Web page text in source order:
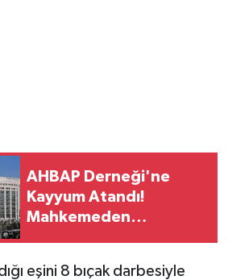
AHBAP Derneği'ne
Kayyum Atandı!
Mahkemeden
eşini 8 bıçak darbesiyle